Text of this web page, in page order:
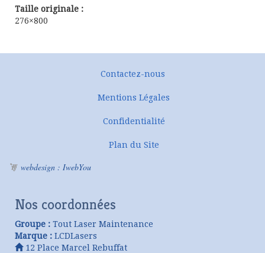
Taille originale :
276×800
Contactez-nous
Mentions Légales
Confidentialité
Plan du Site
webdesign : IwebYou
Nos coordonnées
Groupe : Tout Laser Maintenance
Marque : LCDLasers
12 Place Marcel Rebuffat